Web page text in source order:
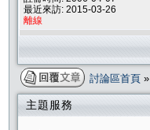
最近來訪: 2015-03-26
離線
討論區首頁 »
主題服務